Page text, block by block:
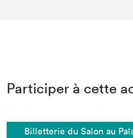
Participer à cette
Billetterie du Salon au